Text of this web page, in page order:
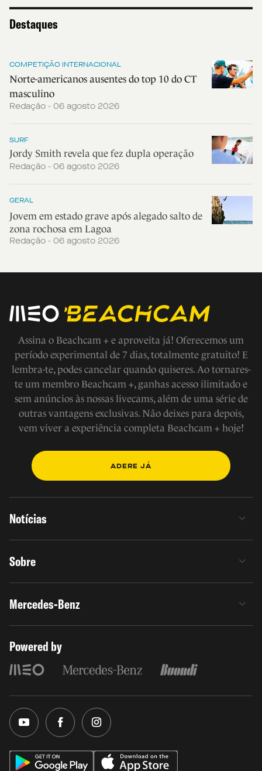
Destaques
COMPETIÇÃO INTERNACIONAL
Norte-americanos ausentes do top 10 do CT
masculino
Redação - 06 agosto 2026
SURF
Jordy Smith revela que fez dupla operação
Redação - 06 agosto 2026
GERAL
Jovem em estado grave após alegado salto de
zona rochosa em Lagoa
Redação - 06 agosto 2026
Assina o Beachcam + e aproveita já! Oferecemos um
período experimental de 7 dias, totalmente gratuito! E
lembra-te, podes cancelar quando quiseres. Ao tornares-
te um membro Beachcam +, ganhas acesso ilimitado e
sem anúncios às nossas livecams, além de uma série de
outras vantagens exclusivas. Não deixes para depois,
vem viver a experiência completa Beachcam + hoje!
ADERE JÁ
Notícias
Sobre
Mercedes-Benz
Powered by